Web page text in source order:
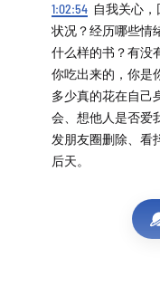
I 「当你达到80
的风景」
I 「当你不觉得
识到自己价值的时候
I 「2400块钱是
I 「好的积累是
1:02:54 自我关心
状况？经历哪些情
什么样的书？有没
你吃出来的，你是
多少真的花在自己
会、想他人是否爱
发朋友圈删除、看
后天。